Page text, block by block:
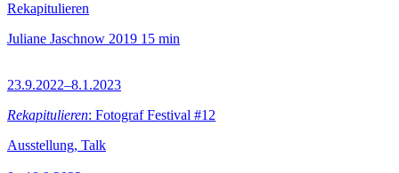
Rekapitulieren
Juliane Jaschnow 2019 15 min
23.9.2022–8.1.2023
Rekapitulieren: Fotograf Festival #12
Ausstellung, Talk